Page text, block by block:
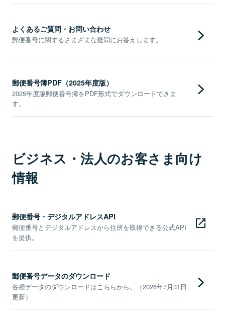
よくあるご質問・お問い合わせ
郵便番号に関するさまざまな疑問にお答えします。
郵便番号簿PDF（2025年度版）
2025年度版郵便番号簿をPDF形式でダウンロードできま
す。
ビジネス・法人のお客さま向け
情報
郵便番号・デジタルアドレスAPI
郵便番号とデジタルアドレスから住所を取得できる公式API
を提供。
郵便番号データのダウンロード
各種データのダウンロードはこちらから。（2026年7月31日
更新）